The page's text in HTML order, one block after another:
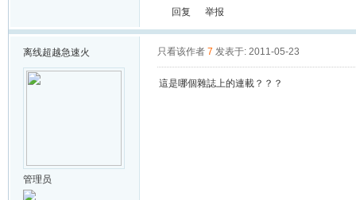
回复 举报
离线超越急速火
管理员
只看该作者 7 发表于: 2011-05-23
這是哪個雜誌上的連載？？？